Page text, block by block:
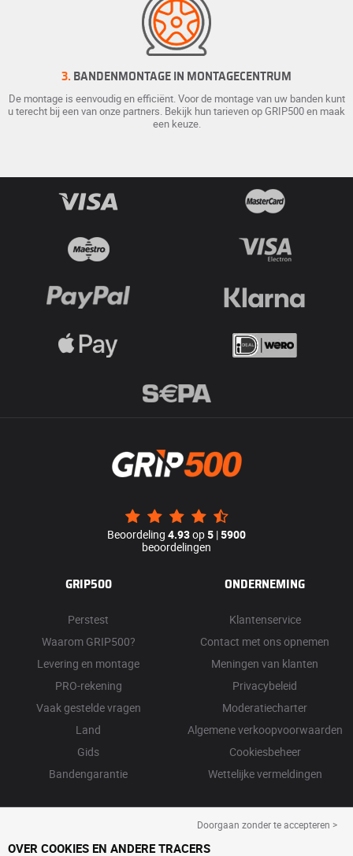
3. BANDENMONTAGE IN MONTAGECENTRUM
De montage is eenvoudig en efficiënt. Voor de montage van uw banden kunt
u terecht bij een van onze partners. Bekijk hun tarieven op GRIP500 en maak
een keuze.
Beoordeling 4.93op5 |5900
beoordelingen
GRIP500
Perstest
Waarom GRIP500?
Levering en montage
PRO-rekening
Vaak gestelde vragen
Land
Gids
Bandengarantie
ONDERNEMING
Klantenservice
Contact met ons opnemen
Meningen van klanten
Privacybeleid
Moderatiecharter
Algemene verkoopvoorwaarden
Cookiesbeheer
Wettelijke vermeldingen
Doorgaan zonder te accepteren >
OVER COOKIES EN ANDERE TRACERS